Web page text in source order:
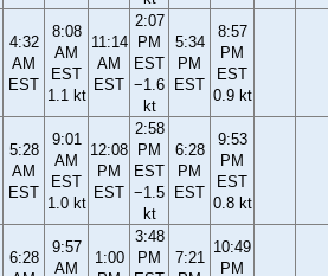
4:32
AM
EST
8:08
AM
EST
1.1 kt
11:14
AM
EST
2:07
PM
EST
−1.6
kt
5:34
PM
EST
8:57
PM
EST
0.9 kt
5:28
AM
EST
9:01
AM
EST
1.0 kt
12:08
PM
EST
2:58
PM
EST
−1.5
kt
6:28
PM
EST
9:53
PM
EST
0.8 kt
6:28
9:57
AM
1:00
3:48
PM
7:21
10:49
PM